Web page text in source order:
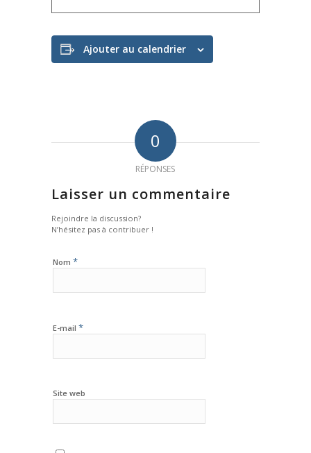
Ajouter au calendrier
0
RÉPONSES
Laisser un commentaire
Rejoindre la discussion?
N’hésitez pas à contribuer !
Nom *
E-mail *
Site web